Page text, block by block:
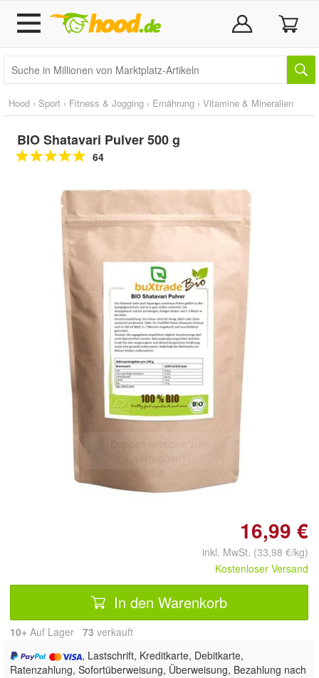
Hood › Sport › Fitness & Jogging › Ernährung › Vitamine & Mineralien
BIO Shatavari Pulver 500 g
64
Doppelt antippen zum
16,99 €
inkl. MwSt. (33,98 €/kg)
Kostenloser Versand
In den Warenkorb
10+ Auf Lager 73 verkauft
, Lastschrift, Kreditkarte, Debitkarte,
Ratenzahlung, Sofortüberweisung, Überweisung, Bezahlung nach